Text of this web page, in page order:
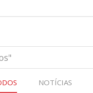
NOTÍCIAS